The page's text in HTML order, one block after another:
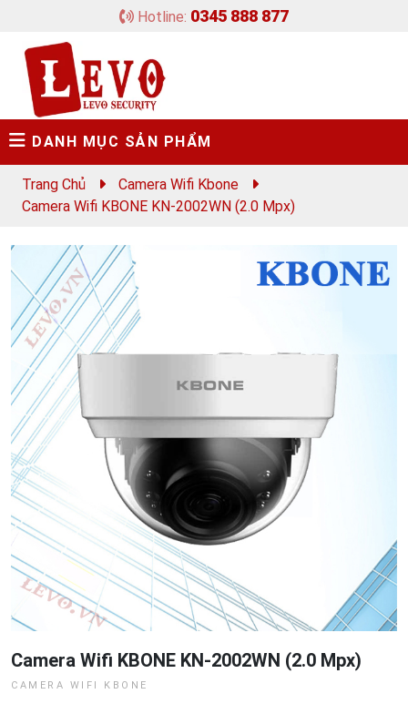
Hotline: 0345 888 877
DANH MỤC SẢN PHẨM
Trang Chủ
Camera Wifi Kbone
Camera Wifi KBONE KN-2002WN (2.0 Mpx)
Camera Wifi KBONE KN-2002WN (2.0 Mpx)
CAMERA WIFI KBONE